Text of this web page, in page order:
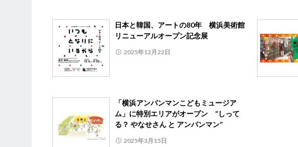
日本と韓国、アートの80年 横浜美術館
リニューアルオープン記念展
2025年12月22日
「横浜アンパンマンこどもミュージア
ム」に特別エリアがオープン “しって
る？ やなせさん と アンパンマン”
2025年3月15日